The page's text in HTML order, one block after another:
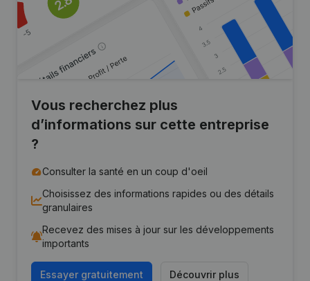
Vous recherchez plus
d’informations sur cette entreprise
?
Consulter la santé en un coup d'oeil
Choisissez des informations rapides ou des détails
granulaires
Recevez des mises à jour sur les développements
importants
Essayer gratuitement Découvrir plus